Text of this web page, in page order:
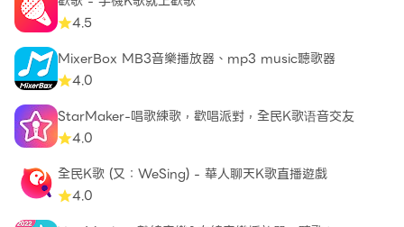
*高音量揚聲器增强器；*頭戴式耳機、耳機、藍牙耳塞、藍
牙揚聲器的音量增強器。
下載適用於安卓設備的音頻和視頻的高音量增強器“揚聲器
的大音量增強器”，無需擔心安靜的揚聲器和安靜的耳機的
問題。隨時隨地聽任何音量的音樂！控制您想要的任何音
量-大聲或非常大聲！用耳機聽音樂！戴著耳塞觀看大聲的
視頻！
4.5
MixerBox MB3音樂播放器、mp3 music聽歌器
4.0
StarMaker-唱歌練歌，歡唱派對，全民K歌语音交友
4.0
全民K歌 (又：WeSing) - 華人聊天K歌直播遊戲
4.0